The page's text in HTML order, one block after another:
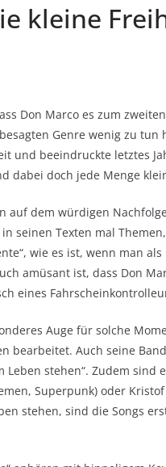
kleine
Don Marco es zum
Genre wenig zu tun
und beeindruckte letztes
dabei doch jede Menge
auf dem würdigen
seinen Texten mal
wie es ist, wenn man
amüsant ist, dass Don
eines
Auge für solche
bearbeitet. Auch seine
stehen“. Zudem sind
Superpunk) oder
stehen, sind die Songs